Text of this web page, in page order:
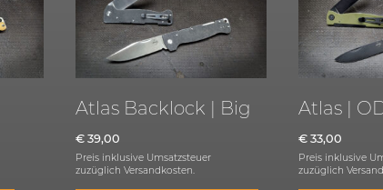
Atlas Backlock | Big
€ 39,00
Preis inklusive Umsatzsteuer
zuzüglichVersandkosten.
Atlas |
€33,00
Preis inklusive
zuzüglich